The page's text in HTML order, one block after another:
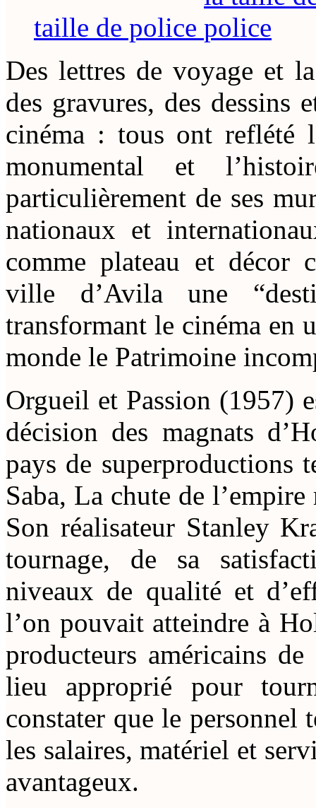
taille de police
Des lettres de voyage et
des gravures, des
cinéma : tous ont reflété
monumental et
particulièrement de ses
nationaux et
comme plateau et décor
ville d’Avila une
transformant le cinéma en
monde le Patrimoine
Orgueil et Passion (1957)
décision des magnats
pays de superproductions
Saba, La chute de
Son réalisateur Stanley
tournage, de sa
niveaux de qualité et
l’on pouvait atteindre à
producteurs américains
lieu approprié pour
constater que le personnel
les salaires, matériel et
avantageux.